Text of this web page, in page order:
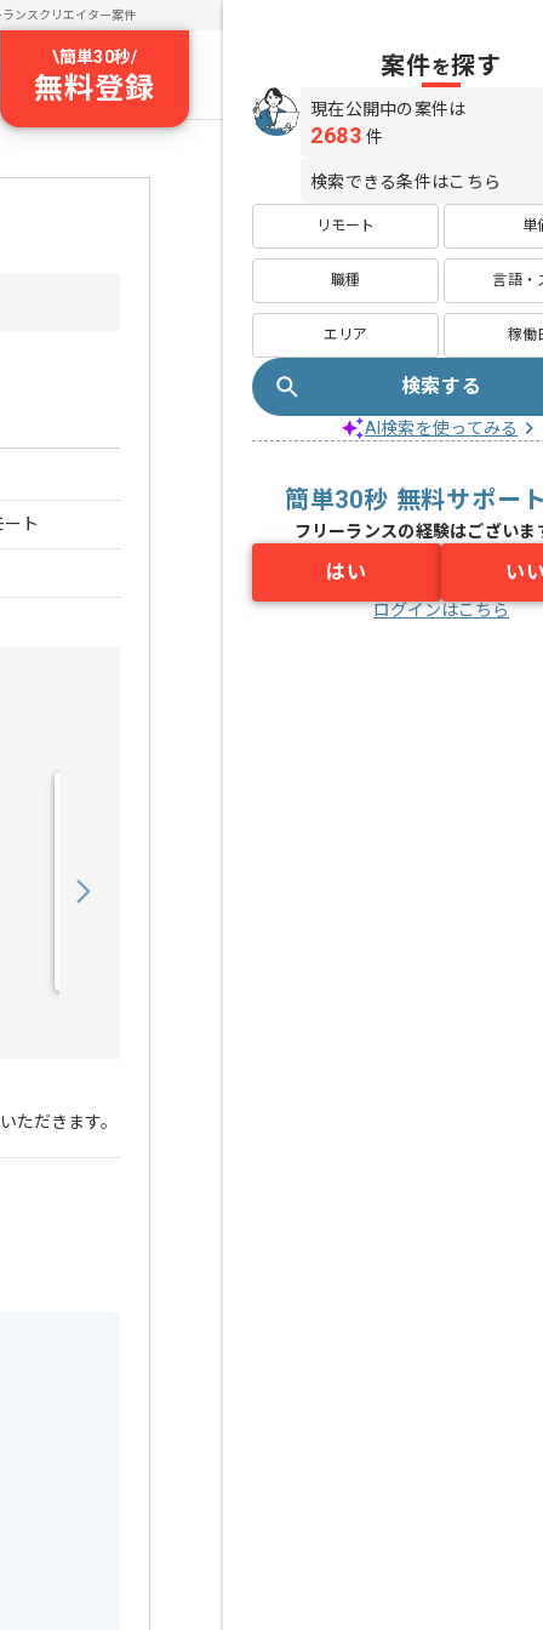
ランスクリエイター案件
\簡単30秒/
無料登録
ト
ただきます。
案件を探す
現在公開中の案件は
2683 件
検索できる条件はこちら
リモート 単
職種 言語・
エリア 稼働
検索する
AI検索を使ってみる
簡単30秒 無料サポー
フリーランスの経験はございま
はい い
ログインはこちら